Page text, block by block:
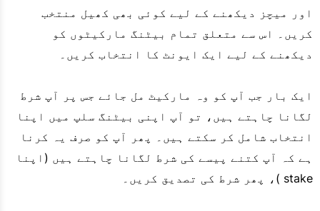
اور میچز دیکھنے کے لیے کوئی بھی کھیل منتخب
کریں۔ اس سے متعلق تمام بیٹنگ مارکیٹوں کو
دیکھنے کے لیے ایک ایونٹ کا انتخاب کریں۔
ایک بار جب آپ کو وہ مارکیٹ مل جائے جس پر آپ شرط
لگانا چاہتے ہیں، تو آپ اپنی بیٹنگ سلپ میں اپنا
انتخاب شامل کر سکتے ہیں۔ پھر آپ کو صرف یہ کرنا
ہے کہ آپ کتنے پیسے کی شرط لگانا چاہتے ہیں (اپنا
stake )، پھر شرط کی تصدیق کریں۔